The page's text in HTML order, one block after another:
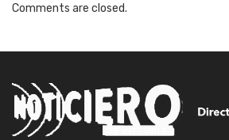
Comments are closed.